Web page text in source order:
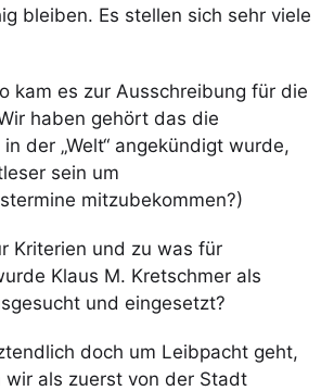
bleiben. Es stellen sich sehr viele
kam es zur Ausschreibung für die
haben gehört das die
der „Welt“ angekündigt wurde,
sein um
mitzubekommen?)
Kriterien und zu was für
Klaus M. Kretschmer als
und eingesetzt?
doch um Leibpacht geht,
als zuerst von der Stadt